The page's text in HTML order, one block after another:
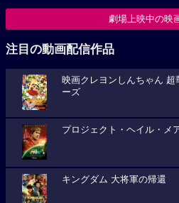
劇場上映中の映
注目の動画配信作品
映画クレヨンしんちゃん
ーズ
プロジェクト・ヘイル・メ
キングダム 大将軍の帰還